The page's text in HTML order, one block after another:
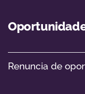
Renuncia de